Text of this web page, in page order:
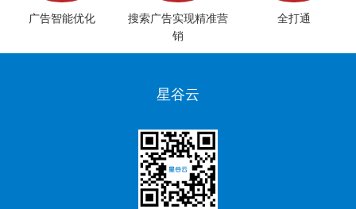
广告智能优化
搜索广告实现精准营
销
全打通
星谷云